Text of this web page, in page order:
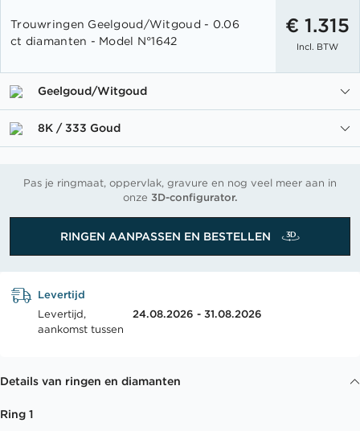
het
begin
de
afbeeldingen-
Trouwringen Geelgoud/Witgoud - 0.06
ct diamanten - Model N°1642
€ 1.315
Incl. BTW
Geelgoud/Witgoud
8K / 333 Goud
Pas je ringmaat, oppervlak, gravure en nog veel meer aan in
onze 3D-configurator.
RINGEN AANPASSEN EN BESTELLEN
Levertijd
Levertijd,
aankomst tussen
24.08.2026 - 31.08.2026
Details van ringen en diamanten
Ring 1